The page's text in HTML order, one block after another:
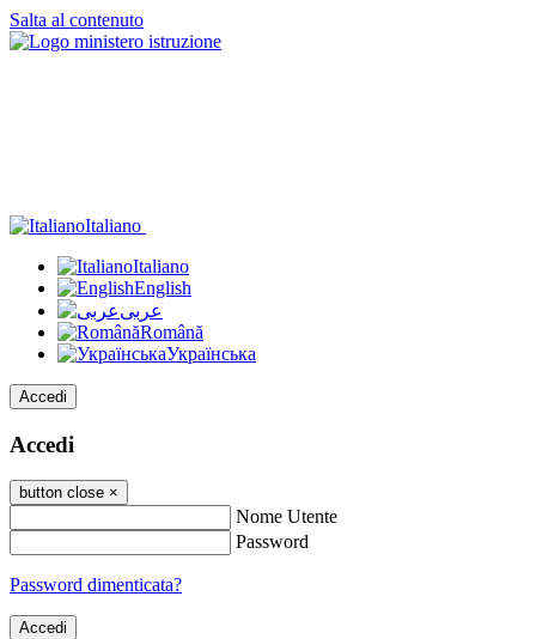
Salta al contenuto
Italiano
Italiano
English
عربى
Română
Українська
Accedi
Accedi
button close ×
Nome Utente
Password
Password dimenticata?